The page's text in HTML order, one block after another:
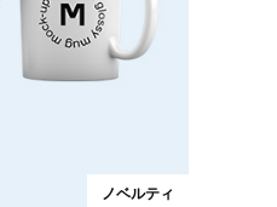
ノベルティ